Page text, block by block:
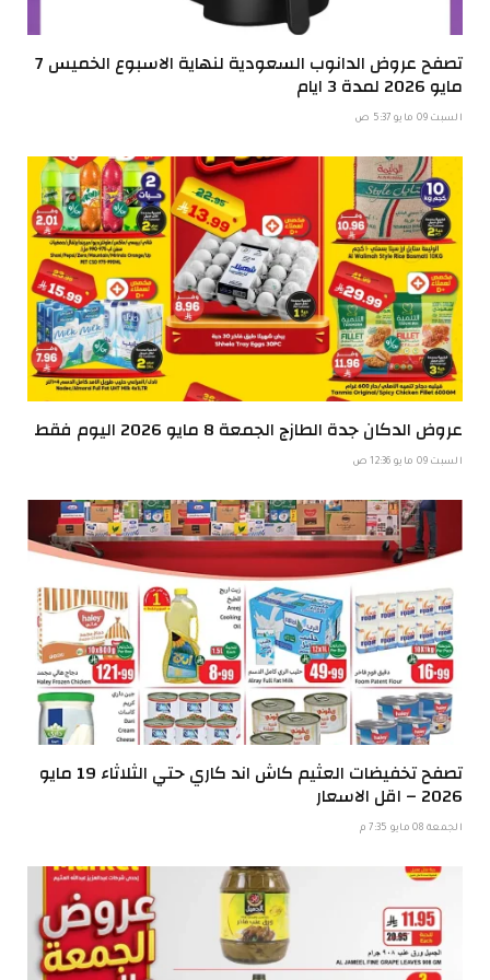
تصفح عروض الدانوب السعودية لنهاية الاسبوع الخميس 7
مايو 2026 لمدة 3 ايام
السبت 09 مايو 5:37 ص
عروض الدكان جدة الطازج الجمعة 8 مايو 2026 اليوم فقط
السبت 09 مايو 12:36 ص
تصفح تخفيضات العثيم كاش اند كاري حتي الثلاثاء 19 مايو
2026 – اقل الاسعار
الجمعة 08 مايو 7:35 م